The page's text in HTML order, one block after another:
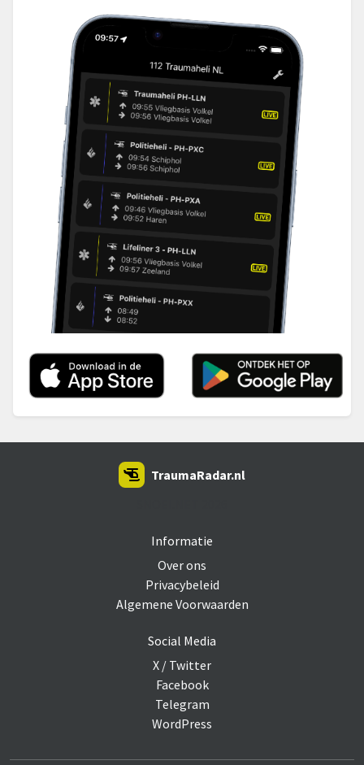
Informatie
Over ons
Privacybeleid
Algemene Voorwaarden
Social Media
X / Twitter
Facebook
Telegram
WordPress
TraumaRadar.nl